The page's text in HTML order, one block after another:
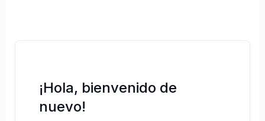
¡Hola, bienvenido de
nuevo!